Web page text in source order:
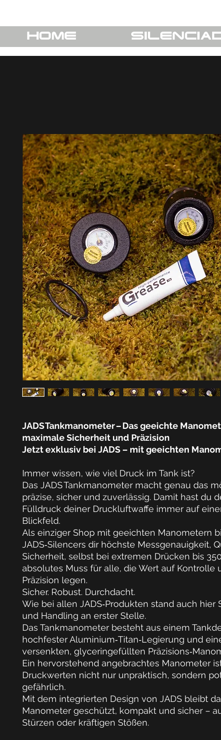
HOME
JADS Tankmanometer – Das geeichte
maximale Sicherheit und Präzision
Jetzt exklusiv bei JADS – mit geeichten
Immer wissen, wie viel Druck im Tank ist?
Das JADS Tankmanometer macht genau das
präzise, sicher und zuverlässig. Damit hast du
Fülldruck deiner Druckluftwaffe immer auf
Blickfeld.
Als einziger Shop mit geeichten Manometern
JADS‑Silencers dir höchste Messgenauigkeit,
Sicherheit, selbst bei extremen Drücken bis
absolutes Muss für alle, die Wert auf Kontrolle
Präzision legen.
Sicher. Robust. Durchdacht.
Wie bei allen JADS‑Produkten stand auch hier
und Handling an erster Stelle.
Das Tankmanometer besteht aus einem
hochfester Aluminium‑Titan‑Legierung und
versenkten, glyceringefüllten
Ein hervorstehend angebrachtes Manometer
Druckwerten nicht nur unpraktisch, sondern
gefährlich.
Mit dem integrierten Design von JADS bleibt
Manometer geschützt, kompakt und sicher –
Stürzen oder kräftigen Stößen.